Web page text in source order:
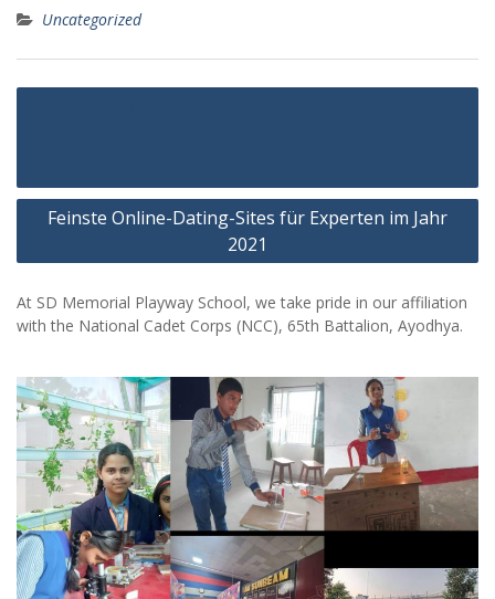
Uncategorized
Post
Feinste Online-Dating-Sites für Experten im Jahr
2021
At SD Memorial Playway School, we take pride in our affiliation
with the National Cadet Corps (NCC), 65th Battalion, Ayodhya.